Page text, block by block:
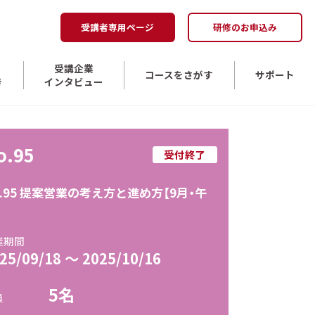
受講企業
インタビュー
コースをさがす サポート
受講者専用ページ 研修のお申込み
受付終了
提案営業の考え方と進め方【9月・午
期間
09/18 ～ 2025/10/16
5名